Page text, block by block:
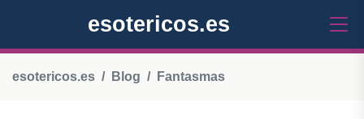
esotericos.es
esotericos.es Blog Fantasmas